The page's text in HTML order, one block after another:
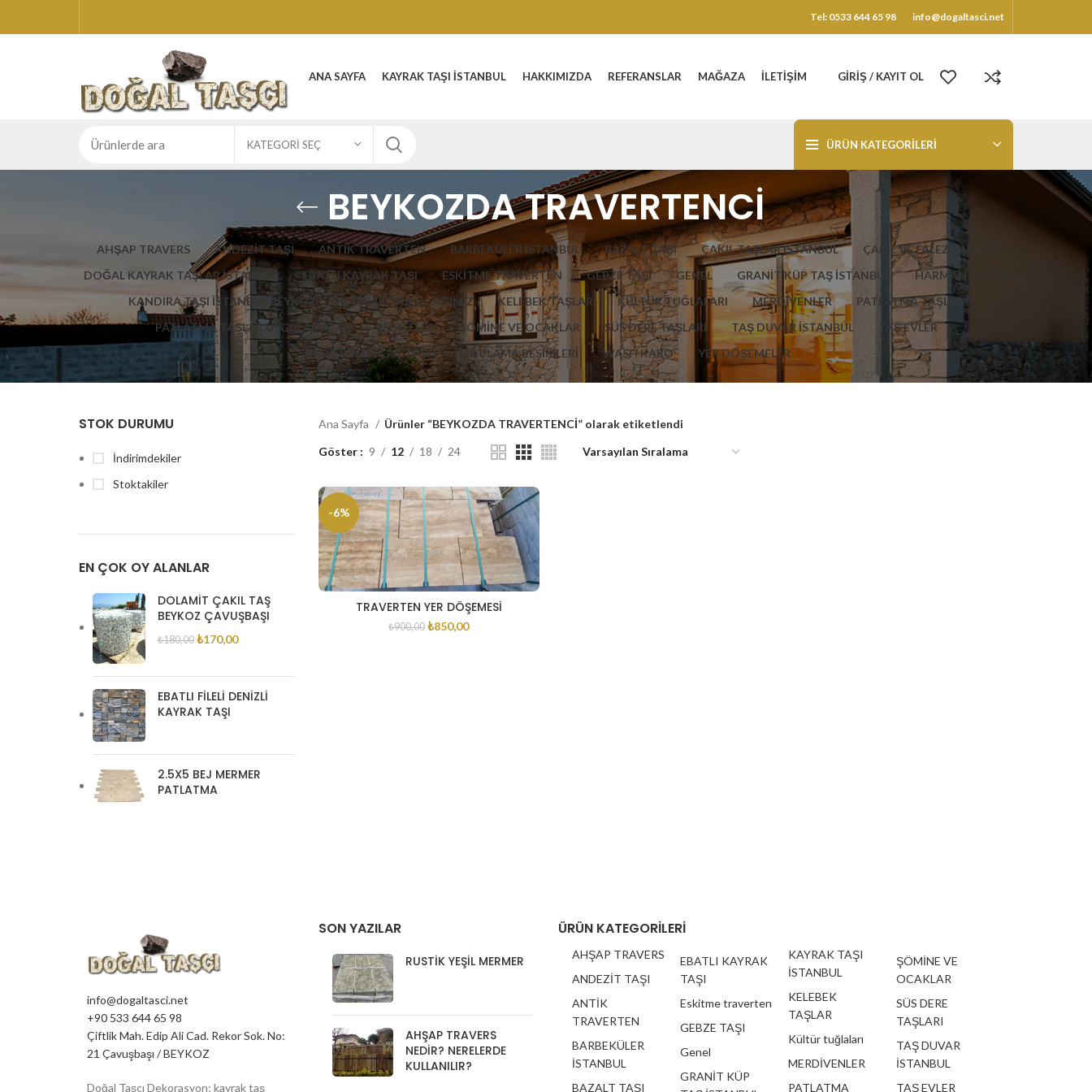
Tel: 0533 644 65 98 info@dogaltasci.net
ANA SAYFA KAYRAK TAŞI İSTANBUL HAKKIMIZDA REFERANSLAR MAĞAZA İLETIŞIM GIRIŞ / KAYIT OL
KATEGORI SEÇ ÜRÜN KATEGORILERI
BEYKOZDA TRAVERTENCİ
AHŞAP TRAVERS ANDEZİT TAŞI ANTİK TRAVERTEN BARBEKÜLER İSTANBUL BAZALT TAŞI ÇAKIL TAŞLAR İSTANBUL
ÇAKIL VE FALEZ TAŞLAR
DOĞAL KAYRAK TAŞLAR İSTANBUL
EBATLI KAYRAK TAŞI ESKITME TRAVERTEN GEBZE TAŞI GENEL GRANİT KÜP TAŞ İSTANBUL
HARMAN TUĞLA
KANDIRA TAŞI İSTANBUL BEYKOZ
KAYRAK TAŞ OCAĞIMIZ KELEBEK TAŞLAR KÜLTÜR TUĞLALARI MERDİVENLER
PATLATMA TAŞLAR
PATLATMA TAŞLAR UYGULAMALAR
ŞELALELER ŞÖMİNE VE OCAKLAR SÜS DERE TAŞLARI TAŞ DUVAR İSTANBUL
TAŞ EVLER
TRAVERTEN PLAK TAŞI
UYGULAMA RESİMLERİ WASH KARO YER DÖŞEMELER
STOK DURUMU
İndirimdekiler
Stoktakiler
EN ÇOK OY ALANLAR
DOLAMIT ÇAKIL TAŞ
BEYKOZ ÇAVUŞBAŞI
₺180,00 ₺170,00
EBATLI FILELI DENIZLI
KAYRAK TAŞI
2.5X5 BEJ MERMER
PATLATMA
Ana Sayfa
Ürünler “BEYKOZDA TRAVERTENCİ” olarak etiketlendi
Göster
9 12 18 24
-6%
TRAVERTEN YER DÖŞEMESİ
₺900,00 ₺850,00
info@dogaltasci.net
+90 533 644 65 98
Çiftlik Mah. Edip Ali Cad. Rekor Sok. No:
21 Çavuşbaşı / BEYKOZ
Doğal Taşçı Dekorasyon; kayrak taş
SON YAZILAR
RUSTIK YEŞIL MERMER
AHŞAP TRAVERS
NEDIR? NERELERDE
KULLANILIR?
ÜRÜN KATEGORILERI
AHŞAP TRAVERS
ANDEZİT TAŞI
ANTİK
TRAVERTEN
BARBEKÜLER
İSTANBUL
BAZALT TAŞI
EBATLI KAYRAK
TAŞI
Eskitme traverten
GEBZE TAŞI
Genel
GRANİT KÜP
KAYRAK TAŞI
İSTANBUL
KELEBEK
TAŞLAR
Kültür tuğlaları
MERDİVENLER
PATLATMA
ŞÖMİNE VE
OCAKLAR
SÜS DERE
TAŞLARI
TAŞ DUVAR
İSTANBUL
TAŞ EVLER